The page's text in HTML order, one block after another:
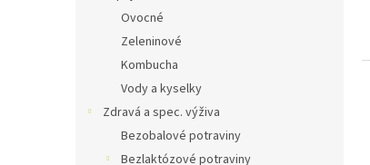
Ovocné
Zeleninové
Kombucha
Vody a kyselky
Zdravá a spec. výživa
Bezobalové potraviny
Bezlaktózové potraviny